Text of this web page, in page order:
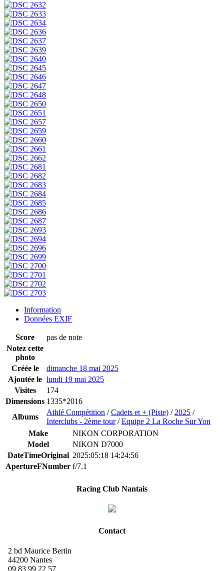
Information
Données EXIF
Score
pas de note
Notez cette
photo
Créée le
dimanche 18 mai 2025
Ajoutée le lundi 19 mai 2025
Visites
174
Dimensions 1335*2016
Albums
Athlé Compétition /Cadets et + (Piste) / 2025 /
Interclubs - 2ème tour/Equipe 2 La Roche Sur Yon
Make
NIKON CORPORATION
Model
NIKON D7000
DateTimeOriginal 2025:05:18 14:24:56
ApertureFNumber f/7.1
Racing Club Nantais
Contact
2 bd Maurice Bertin
44200 Nantes
09 83 99 22 57